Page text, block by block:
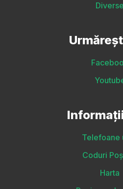
Diverse
Telefoane
Coduri
Harta